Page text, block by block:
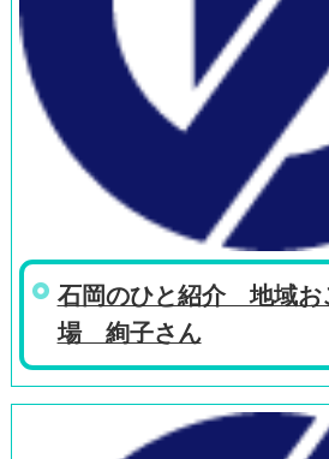
石岡のひと紹介 地域
場 絢子さん